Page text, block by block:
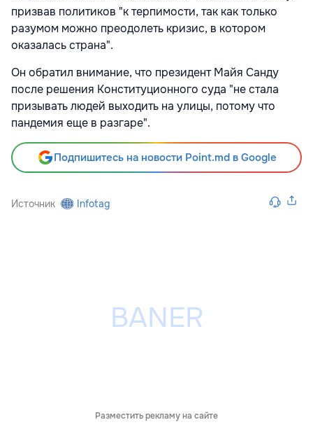
призвав политиков "к терпимости, так как только
разумом можно преодолеть кризис, в котором
оказалась страна".
Он обратил внимание, что президент Майя Санду
после решения Конституционного суда "не стала
призывать людей выходить на улицы, потому что
пандемия еще в разгаре".
Подпишитесь на новости Point.md в Google
Источник Infotag
Разместить рекламу на сайте